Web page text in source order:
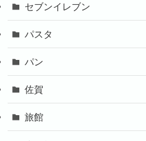
セブンイレブン
パスタ
パン
佐賀
旅館